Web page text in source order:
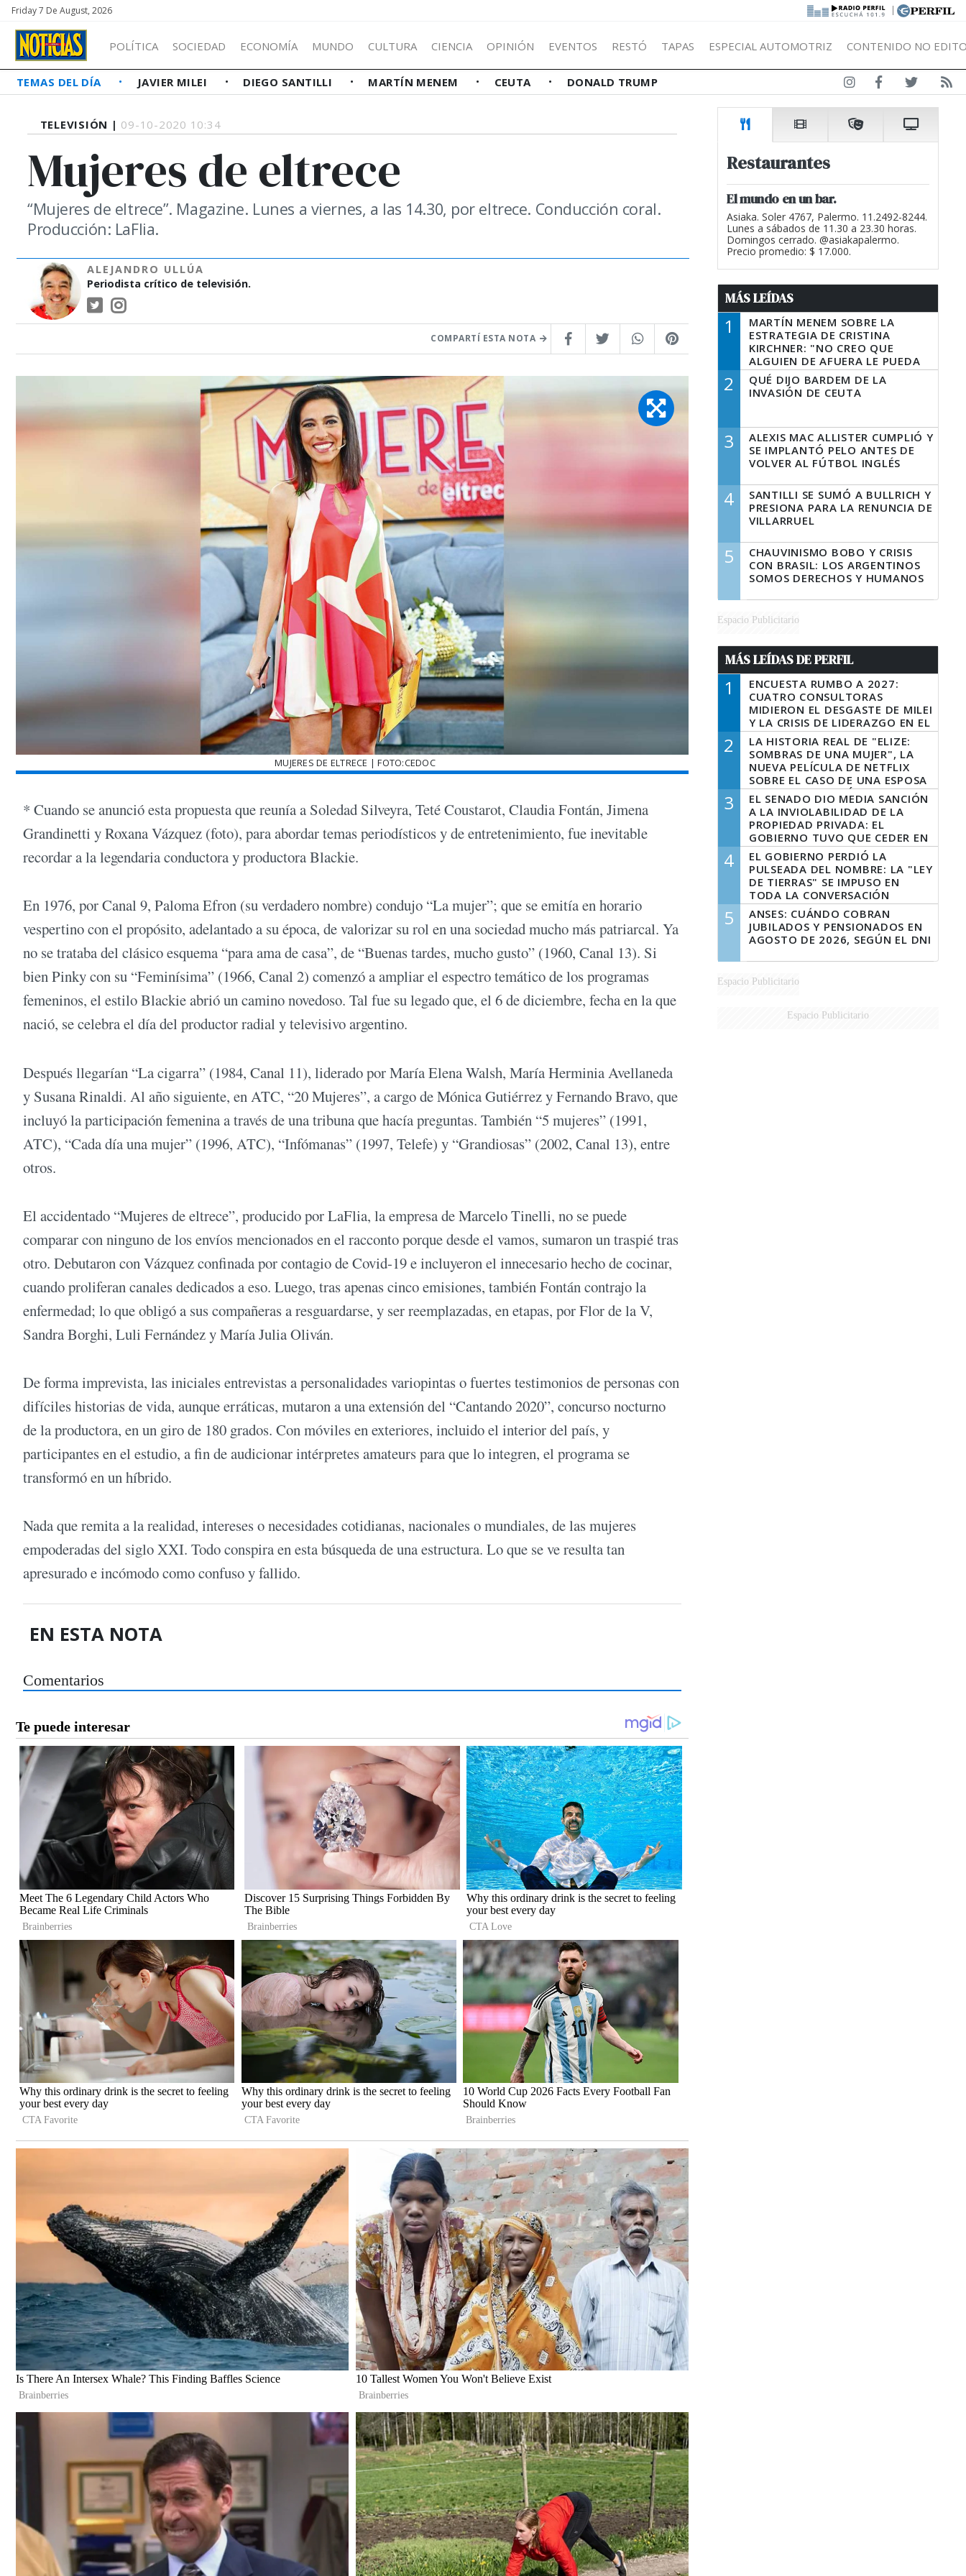
Friday 7 De August, 2026 |
POLÍTICA SOCIEDAD ECONOMÍA MUNDO CULTURA CIENCIA OPINIÓN EVENTOS RESTÓ TAPAS ESPECIAL AUTOMOTRIZ CONTENIDO NO
TEMAS DEL DÍA JAVIER MILEI DIEGO SANTILLI MARTÍN MENEM CEUTA DONALD TRUMP
TELEVISIÓN | 09-10-2020 10:34
Mujeres de eltrece
“Mujeres de eltrece”. Magazine. Lunes a viernes, a las 14.30, por eltrece. Conducción coral.
Producción: LaFlia.
ALEJANDRO ULLÚA
Periodista crítico de televisión.
COMPARTÍ ESTA NOTA
MUJERES DE ELTRECE | FOTO:CEDOC
* Cuando se anunció esta propuesta que reunía a Soledad Silveyra, Teté Coustarot, Claudia Fontán, Jimena
Grandinetti y Roxana Vázquez (foto), para abordar temas periodísticos y de entretenimiento, fue inevitable
recordar a la legendaria conductora y productora Blackie.
En 1976, por Canal 9, Paloma Efron (su verdadero nombre) condujo “La mujer”; que se emitía en horario
vespertino con el propósito, adelantado a su época, de valorizar su rol en una sociedad mucho más patriarcal. Ya
no se trataba del clásico esquema “para ama de casa”, de “Buenas tardes, mucho gusto” (1960, Canal 13). Si
bien Pinky con su “Feminísima” (1966, Canal 2) comenzó a ampliar el espectro temático de los programas
femeninos, el estilo Blackie abrió un camino novedoso. Tal fue su legado que, el 6 de diciembre, fecha en la que
nació, se celebra el día del productor radial y televisivo argentino.
Después llegarían “La cigarra” (1984, Canal 11), liderado por María Elena Walsh, María Herminia Avellaneda
y Susana Rinaldi. Al año siguiente, en ATC, “20 Mujeres”, a cargo de Mónica Gutiérrez y Fernando Bravo, que
incluyó la participación femenina a través de una tribuna que hacía preguntas. También “5 mujeres” (1991,
ATC), “Cada día una mujer” (1996, ATC), “Infómanas” (1997, Telefe) y “Grandiosas” (2002, Canal 13), entre
otros.
El accidentado “Mujeres de eltrece”, producido por LaFlia, la empresa de Marcelo Tinelli, no se puede
comparar con ninguno de los envíos mencionados en el racconto porque desde el vamos, sumaron un traspié tras
otro. Debutaron con Vázquez confinada por contagio de Covid-19 e incluyeron el innecesario hecho de cocinar,
cuando proliferan canales dedicados a eso. Luego, tras apenas cinco emisiones, también Fontán contrajo la
enfermedad; lo que obligó a sus compañeras a resguardarse, y ser reemplazadas, en etapas, por Flor de la V,
Sandra Borghi, Luli Fernández y María Julia Oliván.
De forma imprevista, las iniciales entrevistas a personalidades variopintas o fuertes testimonios de personas con
difíciles historias de vida, aunque erráticas, mutaron a una extensión del “Cantando 2020”, concurso nocturno
de la productora, en un giro de 180 grados. Con móviles en exteriores, incluido el interior del país, y
participantes en el estudio, a fin de audicionar intérpretes amateurs para que lo integren, el programa se
transformó en un híbrido.
Nada que remita a la realidad, intereses o necesidades cotidianas, nacionales o mundiales, de las mujeres
empoderadas del siglo XXI. Todo conspira en esta búsqueda de una estructura. Lo que se ve resulta tan
apresurado e incómodo como confuso y fallido.
EN ESTA NOTA
Comentarios
Restaurantes
El mundo en un bar.
Asiaka. Soler 4767, Palermo. 11.2492-8244.
Lunes a sábados de 11.30 a 23.30 horas.
Domingos cerrado. @asiakapalermo.
Precio promedio: $ 17.000.
MÁS LEÍDAS
1
MARTÍN MENEM SOBRE LA
ESTRATEGIA DE CRISTINA
KIRCHNER: "NO CREO QUE
ALGUIEN DE AFUERA LE PUEDA
DECIR A LA JUSTICIA LO QUE
TIENE QUE HACER"
2
QUÉ DIJO BARDEM DE LA
INVASIÓN DE CEUTA
3
ALEXIS MAC ALLISTER CUMPLIÓ Y
SE IMPLANTÓ PELO ANTES DE
VOLVER AL FÚTBOL INGLÉS
4
SANTILLI SE SUMÓ A BULLRICH Y
PRESIONA PARA LA RENUNCIA DE
VILLARRUEL
5
CHAUVINISMO BOBO Y CRISIS
CON BRASIL: LOS ARGENTINOS
SOMOS DERECHOS Y HUMANOS
Espacio Publicitario
MÁS LEÍDAS DE PERFIL
1
ENCUESTA RUMBO A 2027:
CUATRO CONSULTORAS
MIDIERON EL DESGASTE DE MILEI
Y LA CRISIS DE LIDERAZGO EN EL
PERONISMO
2
LA HISTORIA REAL DE "ELIZE:
SOMBRAS DE UNA MUJER", LA
NUEVA PELÍCULA DE NETFLIX
SOBRE EL CASO DE UNA ESPOSA
QUE DESCUARTIZÓ A SU
MARIDO
3
EL SENADO DIO MEDIA SANCIÓN
A LA INVIOLABILIDAD DE LA
PROPIEDAD PRIVADA: EL
GOBIERNO TUVO QUE CEDER EN
LA LEY DEL MANEJO DEL FUEGO
4
EL GOBIERNO PERDIÓ LA
PULSEADA DEL NOMBRE: LA "LEY
DE TIERRAS" SE IMPUSO EN
TODA LA CONVERSACIÓN
DIGITAL
5
ANSES: CUÁNDO COBRAN
JUBILADOS Y PENSIONADOS EN
AGOSTO DE 2026, SEGÚN EL DNI
Espacio Publicitario
Espacio Publicitario